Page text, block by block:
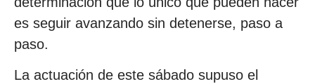
es seguir avanzando sin detenerse, paso a
paso.
La actuación de este sábado supuso el